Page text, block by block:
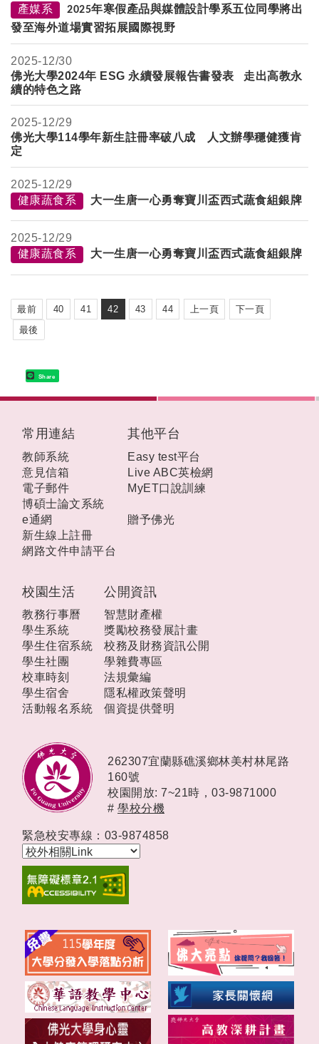
產媒系
2025年寒假產品與媒體設計學系五位同學將出
發至海外道場實習拓展國際視野
2025-12/30
佛光大學2024年 ESG 永續發展報告書發表 走出高教永
續的特色之路
2025-12/29
佛光大學114學年新生註冊率破八成 人文辦學穩健獲肯
定
2025-12/29
健康蔬食系
大一生唐一心勇奪寶川盃西式蔬食組銀牌
2025-12/29
健康蔬食系
大一生唐一心勇奪寶川盃西式蔬食組銀牌
最前 40 41 42 43 44 上一頁
下一頁
最後
Share
校園生活
教務行事曆
學生系統
學生住宿系統
學生社團
校車時刻
學生宿舍
活動報名系統
公開資訊
智慧財產權
獎勵校務發展計畫
校務及財務資訊公開
學雜費專區
法規彙編
隱私權政策聲明
個資提供聲明
常用連結
教師系統
意見信箱
電子郵件
博碩士論文系統
e通網
新生線上註冊
網路文件申請平台
其他平台
Easy test平台
Live ABC英檢網
MyET口說訓練
贈予佛光
262307宜蘭縣礁溪鄉林美村林尾路
160號
校園開放: 7~21時， 03-9871000
# 學校分機
緊急校安專線：03-9874858